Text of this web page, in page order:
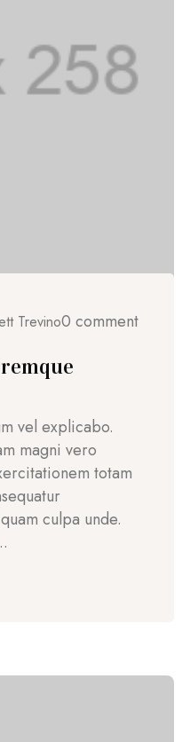
Trevino0 comment
vel explicabo.
magni vero
totam
culpa unde.